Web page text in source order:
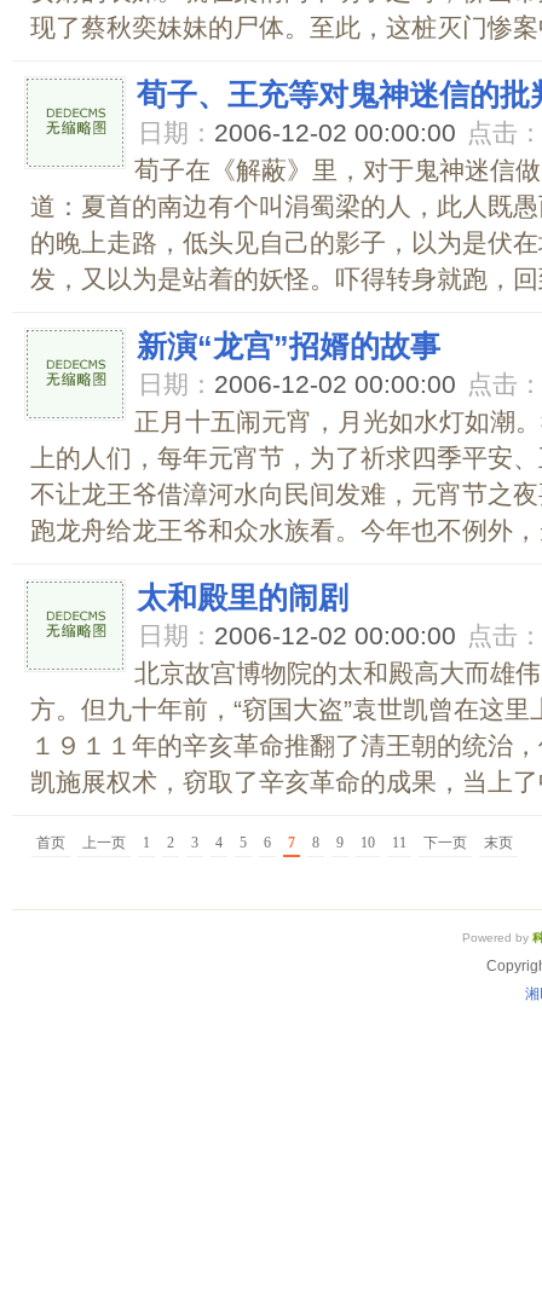
现了蔡秋奕妹妹的尸体。至此，这桩灭门惨
荀子、王充等对鬼神迷信的批
日期： 2006-12-02 00:00:00 点击：
荀子在《解蔽》里，对于鬼神迷信
道：夏首的南边有个叫涓蜀梁的人，此人既
的晚上走路，低头见自己的影子，以为是伏
发，又以为是站着的妖怪。吓得转身就跑，
新演“龙宫”招婿的故事
日期： 2006-12-02 00:00:00 点击：
正月十五闹元宵，月光如水灯如潮
上的人们，每年元宵节，为了祈求四季平安
不让龙王爷借漳河水向民间发难，元宵节之
跑龙舟给龙王爷和众水族看。今年也不例外
太和殿里的闹剧
日期： 2006-12-02 00:00:00 点击：
北京故宫博物院的太和殿高大而雄
方。但九十年前，“窃国大盗”袁世凯曾在这
１９１１年的辛亥革命推翻了清王朝的统治
凯施展权术，窃取了辛亥革命的成果，当上
首页 上一页 1 2 3 4 5 6 7 8 9 10 11 下一页 末页
Powered by